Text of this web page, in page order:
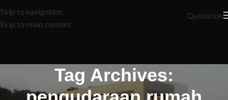
Skip to navigation
Skip to main content
Quotation
Tag Archives: